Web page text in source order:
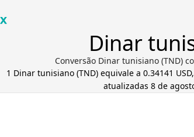
Dinar
Conversão Dinar tunisiano (TND)
1 Dinar tunisiano (TND) equivale a 0.34141
atualizadas 8 de